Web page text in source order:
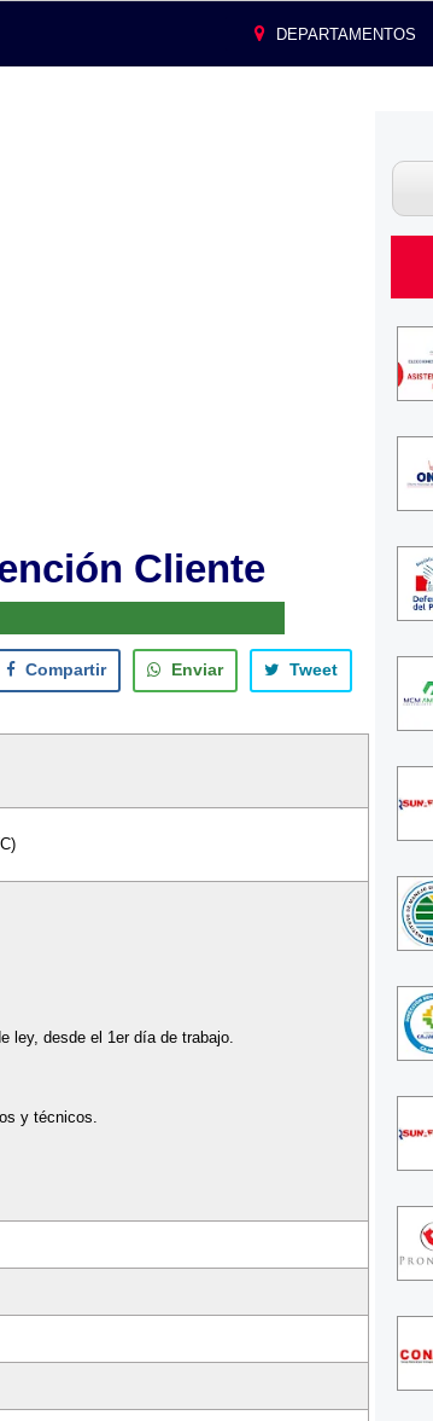
DEPARTAMENTOS
Cliente
Compartir Enviar Tweet
ley, desde el 1er día de trabajo.
y técnicos.